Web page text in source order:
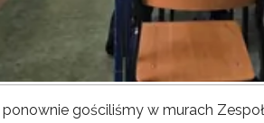
ponownie gościliśmy w murach